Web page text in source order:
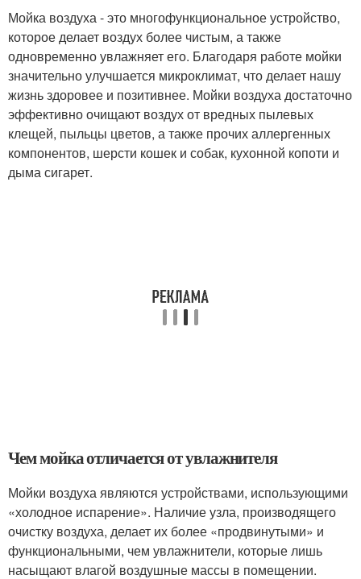
Мойка воздуха - это многофункциональное устройство,
которое делает воздух более чистым, а также
одновременно увлажняет его. Благодаря работе мойки
значительно улучшается микроклимат, что делает нашу
жизнь здоровее и позитивнее. Мойки воздуха достаточно
эффективно очищают воздух от вредных пылевых
клещей, пыльцы цветов, а также прочих аллергенных
компонентов, шерсти кошек и собак, кухонной копоти и
дыма сигарет.
Чем мойка отличается от увлажнителя
Мойки воздуха являются устройствами, использующими
«холодное испарение». Наличие узла, производящего
очистку воздуха, делает их более «продвинутыми» и
функциональными, чем увлажнители, которые лишь
насыщают влагой воздушные массы в помещении.